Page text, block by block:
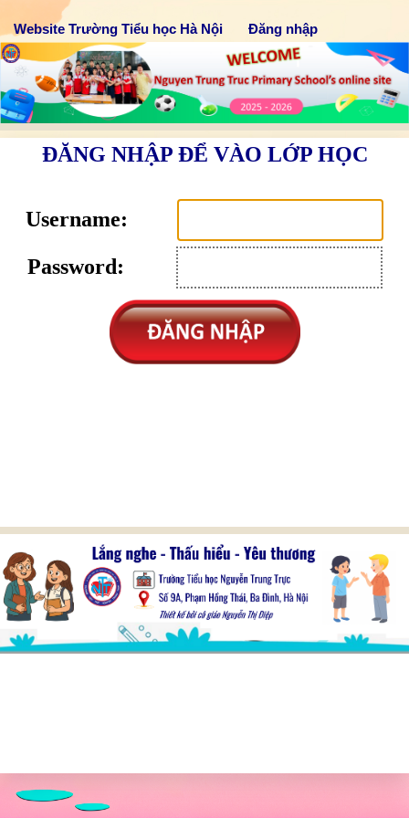
Website Trường Tiểu học Hà Nội Đăng nhập
ĐĂNG NHẬP ĐỂ VÀO LỚP HỌC
Username:
Password: